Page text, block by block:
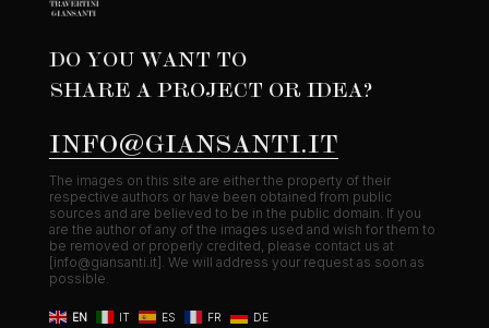
DO YOU WANT TO
SHARE A PROJECT OR IDEA?
INFO@GIANSANTI.IT
The images on this site are either the property of their
respective authors or have been obtained from public
sources and are believed to be in the public domain. If you
are the author of any of the images used and wish for them to
be removed or properly credited, please contact us at
[info@giansanti.it]. We will address your request as soon as
possible.
EN IT ES FR DE